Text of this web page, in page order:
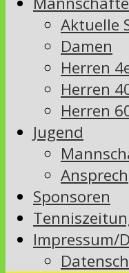
Aktuelle
Damen
Herren
Herren
Herren
Jugend
Sponsoren
Impressum/